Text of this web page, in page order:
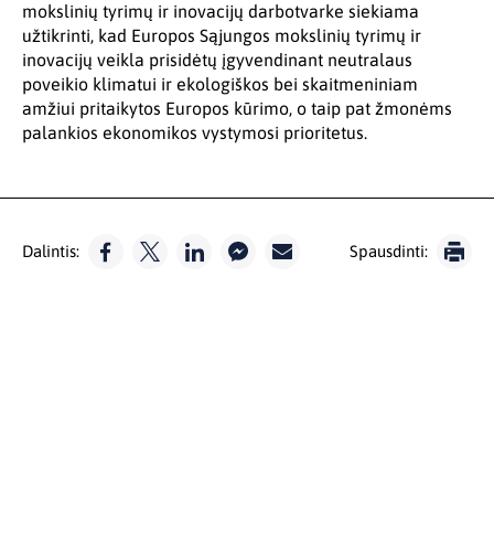
mokslinių tyrimų ir inovacijų darbotvarke siekiama
užtikrinti, kad Europos Sąjungos mokslinių tyrimų ir
inovacijų veikla prisidėtų įgyvendinant neutralaus
poveikio klimatui ir ekologiškos bei skaitmeniniam
amžiui pritaikytos Europos kūrimo, o taip pat žmonėms
palankios ekonomikos vystymosi prioritetus.
Dalintis: Spausdinti: